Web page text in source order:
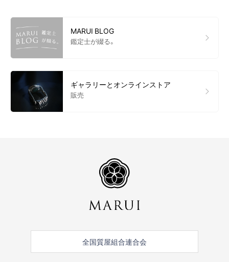
MARUI BLOG
鑑定士が綴る。
ギャラリーとオンラインストア
販売
全国質屋組合連合会